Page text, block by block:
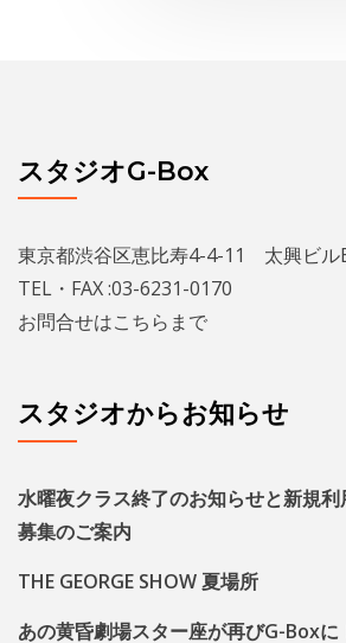
TEL・FAX :03-6231-0170
お問合せはこちらまで
募集のご案内
THE GEORGE SHOW 夏場所
あの黄昏劇場スター座が再びG-Boxに！